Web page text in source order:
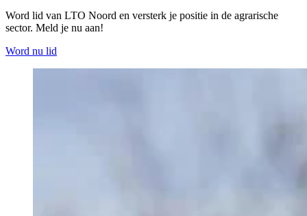
Word lid van LTO Noord en versterk je positie in de agrarische
sector. Meld je nu aan!
Word nu lid